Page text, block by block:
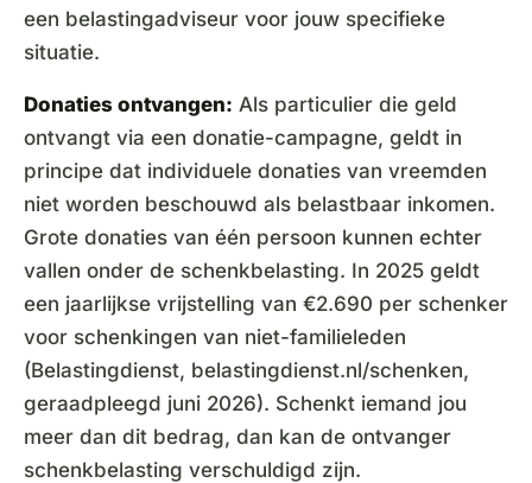
een belastingadviseur voor jouw specifieke
situatie.
Donaties ontvangen: Als particulier die geld
ontvangt via een donatie-campagne, geldt in
principe dat individuele donaties van vreemden
niet worden beschouwd als belastbaar inkomen.
Grote donaties van één persoon kunnen echter
vallen onder de schenkbelasting. In 2025 geldt
een jaarlijkse vrijstelling van €2.690 per schenker
voor schenkingen van niet-familieleden
(Belastingdienst, belastingdienst.nl/schenken,
geraadpleegd juni 2026). Schenkt iemand jou
meer dan dit bedrag, dan kan de ontvanger
schenkbelasting verschuldigd zijn.